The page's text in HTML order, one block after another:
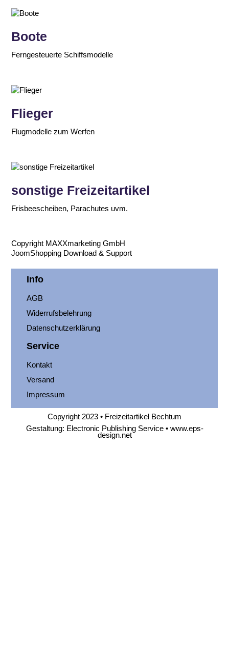
Boote
Ferngesteuerte Schiffsmodelle
Flieger
Flugmodelle zum Werfen
sonstige Freizeitartikel
Frisbeescheiben, Parachutes uvm.
Copyright MAXXmarketing GmbH
JoomShopping Download & Support
Info
AGB
Widerrufsbelehrung
Datenschutzerklärung
Service
Kontakt
Versand
Impressum
Copyright 2023 • Freizeitartikel Bechtum
Gestaltung: Electronic Publishing Service • www.eps-
design.net